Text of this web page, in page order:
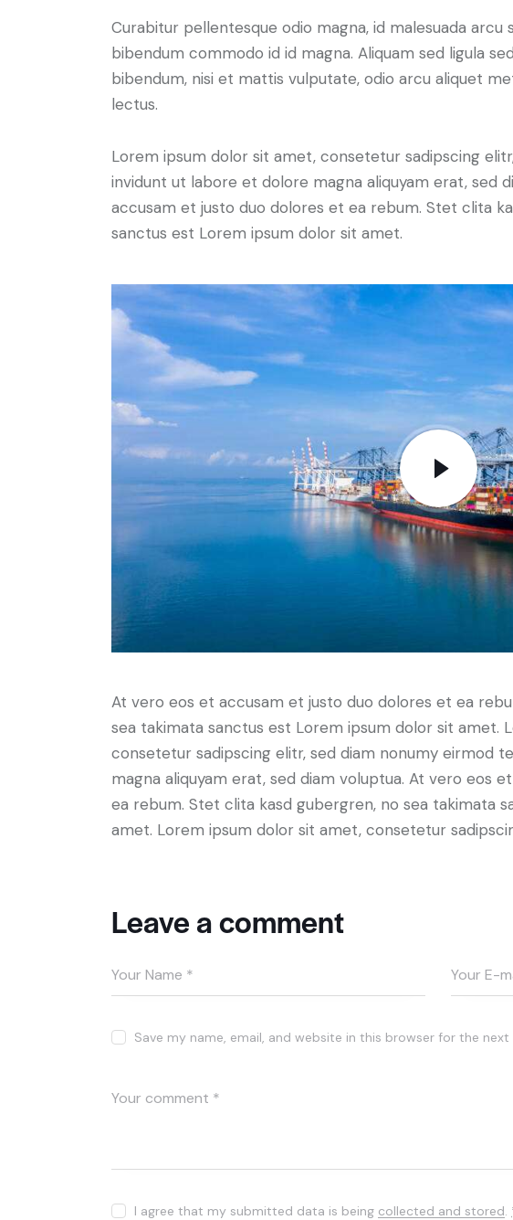
Curabitur pellentesque odio magna, id malesuada arcu
bibendum commodo id id magna. Aliquam sed ligula
bibendum, nisi et mattis vulputate, odio arcu aliquet
lectus.
Lorem ipsum dolor sit amet, consetetur sadipscing
invidunt ut labore et dolore magna aliquyam erat, sed
accusam et justo duo dolores et ea rebum. Stet clita
sanctus est Lorem ipsum dolor sit amet.
At vero eos et accusam et justo duo dolores et ea
sea takimata sanctus est Lorem ipsum dolor sit amet.
consetetur sadipscing elitr, sed diam nonumy eirmod
magna aliquyam erat, sed diam voluptua. At vero eos
ea rebum. Stet clita kasd gubergren, no sea takimata
amet. Lorem ipsum dolor sit amet, consetetur
Leave a comment
Save my name, email, and website in this browser for the
I agree that my submitted data is being collected and stored.